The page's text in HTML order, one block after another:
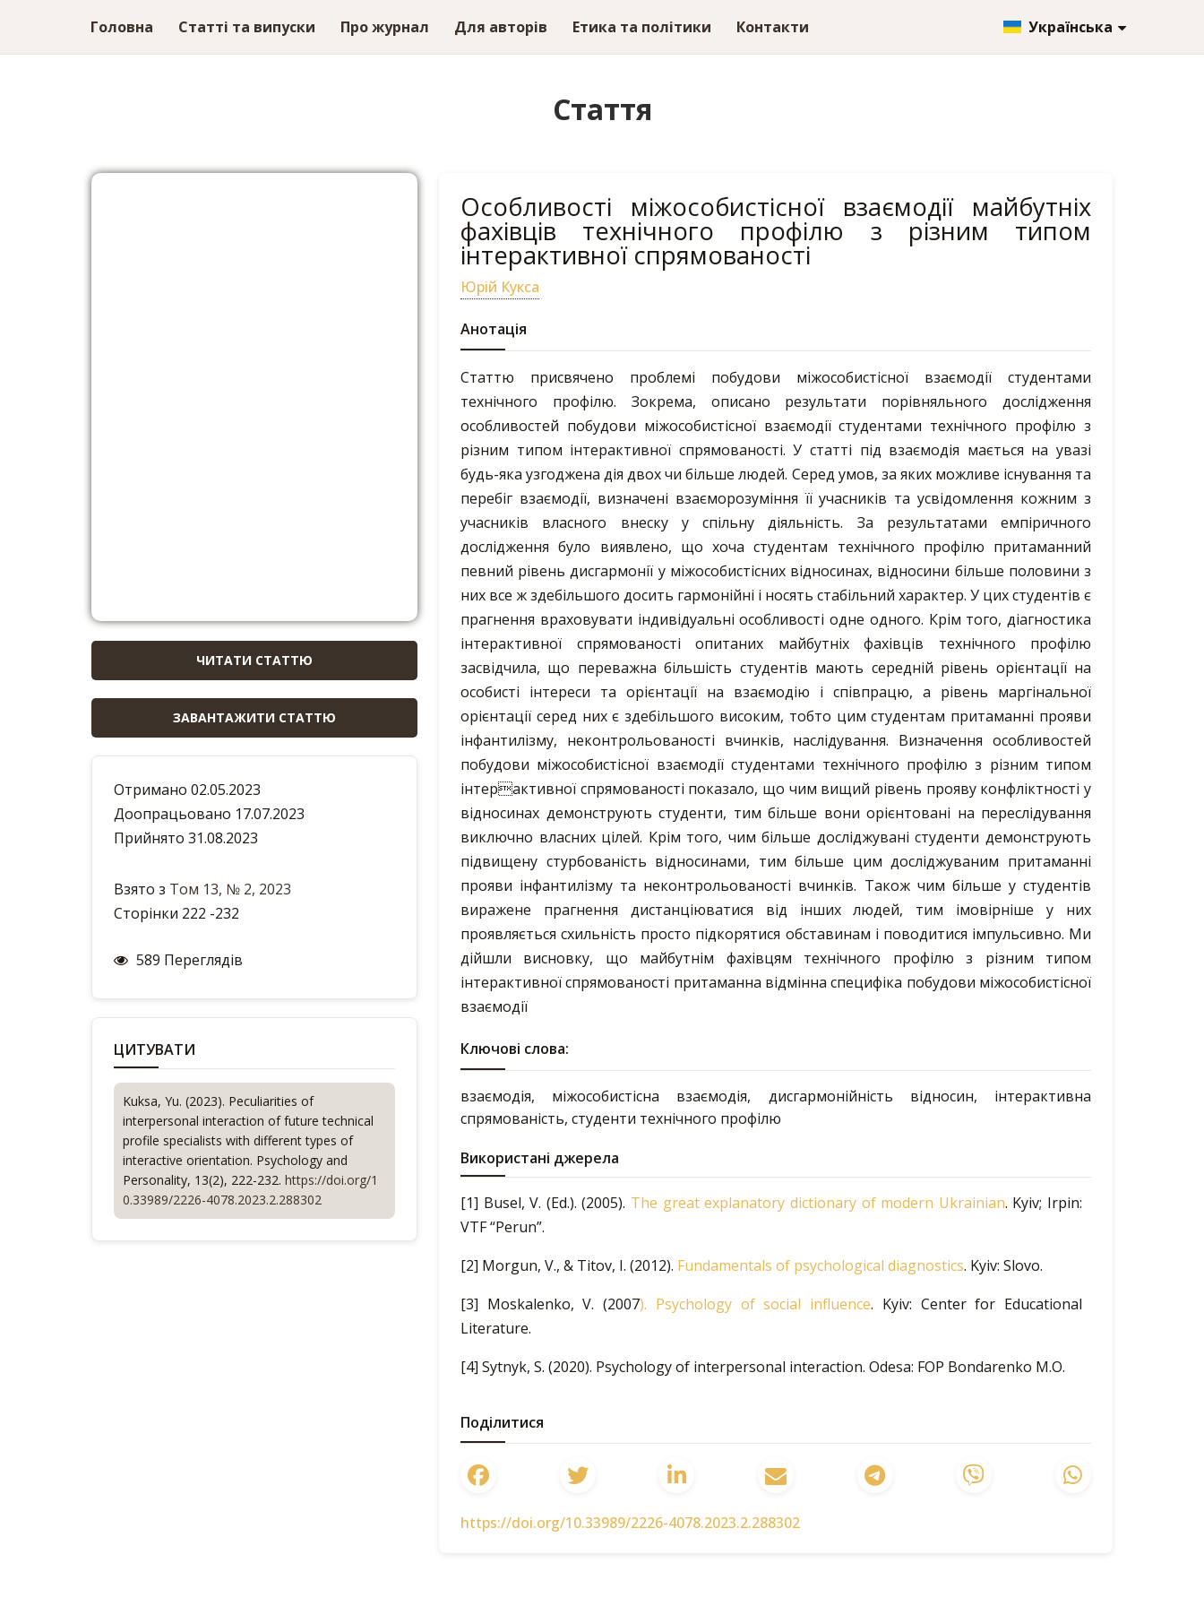
Головна Статті та випуски Про журнал Для авторів Етика та політики Контакти Українська
Стаття
ЧИТАТИ СТАТТЮ
ЗАВАНТАЖИТИ СТАТТЮ
Отримано 02.05.2023
Доопрацьовано 17.07.2023
Прийнято 31.08.2023
Взято з Том 13, № 2, 2023
Сторінки 222 -232
589 Переглядів
ЦИТУВАТИ
Kuksa, Yu. (2023). Peculiarities of
interpersonal interaction of future technical
profile specialists with different types of
interactive orientation. Psychology and
Personality, 13(2), 222-232. https://doi.org/1
0.33989/2226-4078.2023.2.288302
Особливості міжособистісної взаємодії майбутніх
фахівців технічного профілю з різним типом
інтерактивної спрямованості
Юрій Кукса
Анотація
Статтю присвячено проблемі побудови міжособистісної взаємодії студентами
технічного профілю. Зокрема, описано результати порівняльного дослідження
особливостей побудови міжособистісної взаємодії студентами технічного профілю з
різним типом інтерактивної спрямованості. У статті під взаємодія мається на увазі
будь-яка узгоджена дія двох чи більше людей. Серед умов, за яких можливе існування та
перебіг взаємодії, визначені взаєморозуміння її учасників та усвідомлення кожним з
учасників власного внеску у спільну діяльність. За результатами емпіричного
дослідження було виявлено, що хоча студентам технічного профілю притаманний
певний рівень дисгармонії у міжособистісних відносинах, відносини більше половини з
них все ж здебільшого досить гармонійні і носять стабільний характер. У цих студентів є
прагнення враховувати індивідуальні особливості одне одного. Крім того, діагностика
інтерактивної спрямованості опитаних майбутніх фахівців технічного профілю
засвідчила, що переважна більшість студентів мають середній рівень орієнтації на
особисті інтереси та орієнтації на взаємодію і співпрацю, а рівень маргінальної
орієнтації серед них є здебільшого високим, тобто цим студентам притаманні прояви
інфантилізму, неконтрольованості вчинків, наслідування. Визначення особливостей
побудови міжособистісної взаємодії студентами технічного профілю з різним типом
інтерактивної спрямованості показало, що чим вищий рівень прояву конфліктності у
відносинах демонструють студенти, тим більше вони орієнтовані на переслідування
виключно власних цілей. Крім того, чим більше досліджувані студенти демонструють
підвищену стурбованість відносинами, тим більше цим досліджуваним притаманні
прояви інфантилізму та неконтрольованості вчинків. Також чим більше у студентів
виражене прагнення дистанціюватися від інших людей, тим імовірніше у них
проявляється схильність просто підкорятися обставинам і поводитися імпульсивно. Ми
дійшли висновку, що майбутнім фахівцям технічного профілю з різним типом
інтерактивної спрямованості притаманна відмінна специфіка побудови міжособистісної
взаємодії
Ключові слова:
взаємодія, міжособистісна взаємодія, дисгармонійність відносин, інтерактивна
спрямованість, студенти технічного профілю
Використані джерела
[1] Busel, V. (Ed.). (2005). The great explanatory dictionary of modern Ukrainian. Kyiv; Irpin:
VTF “Perun”.
[2] Morgun, V., & Titov, I. (2012). Fundamentals of psychological diagnostics. Kyiv: Slovo.
[3] Moskalenko, V. (2007). Psychology of social influence. Kyiv: Center for Educational
Literature.
[4] Sytnyk, S. (2020). Psychology of interpersonal interaction. Odesa: FOP Bondarenko M.O.
Поділитися
https://doi.org/10.33989/2226-4078.2023.2.288302